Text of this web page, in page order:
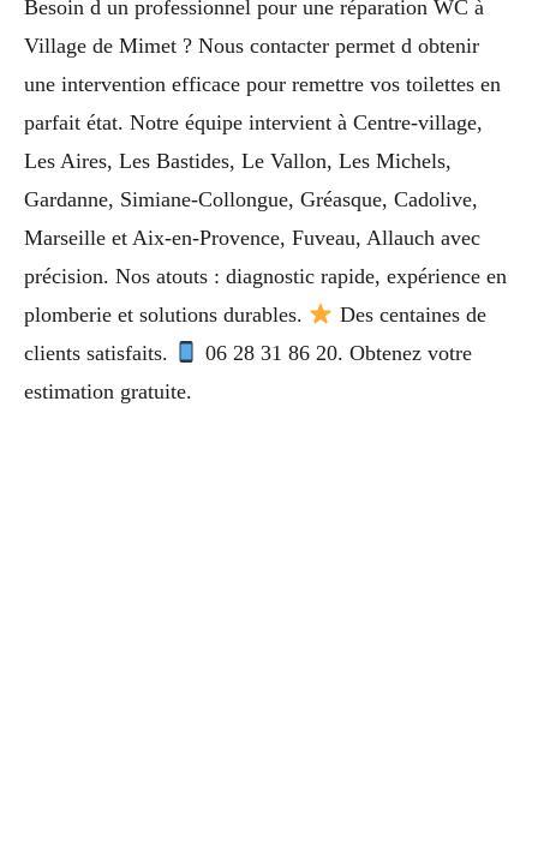
Besoin d un professionnel pour une réparation WC à
Village de Mimet ? Nous contacter permet d obtenir
une intervention efficace pour remettre vos toilettes en
parfait état. Notre équipe intervient à Centre-village,
Les Aires, Les Bastides, Le Vallon, Les Michels,
Gardanne, Simiane-Collongue, Gréasque, Cadolive,
Marseille et Aix-en-Provence, Fuveau, Allauch avec
précision. Nos atouts : diagnostic rapide, expérience en
plomberie et solutions durables.
Des centaines de
clients satisfaits.
06 28 31 86 20. Obtenez votre
estimation gratuite.